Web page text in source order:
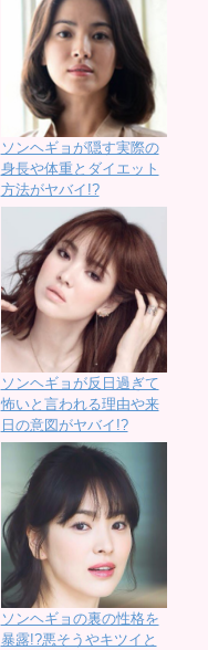
ソンヘギョが隠す実際の
身長や体重とダイエット
方法がヤバイ!?
ソンヘギョが反日過ぎて
怖いと言われる理由や来
日の意図がヤバイ!?
ソンヘギョの裏の性格を
暴露!?悪そうやキツイと